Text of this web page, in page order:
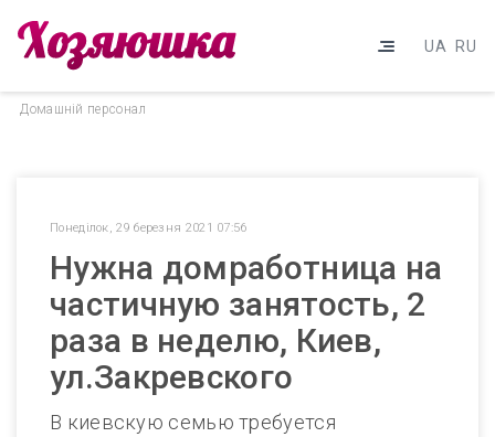
UA RU
Домашнiй персонал
Понеділок, 29 березня 2021 07:56
Нужна домработница на
частичную занятость, 2
раза в неделю, Киев,
ул.Закревского
В киевскую семью требуется